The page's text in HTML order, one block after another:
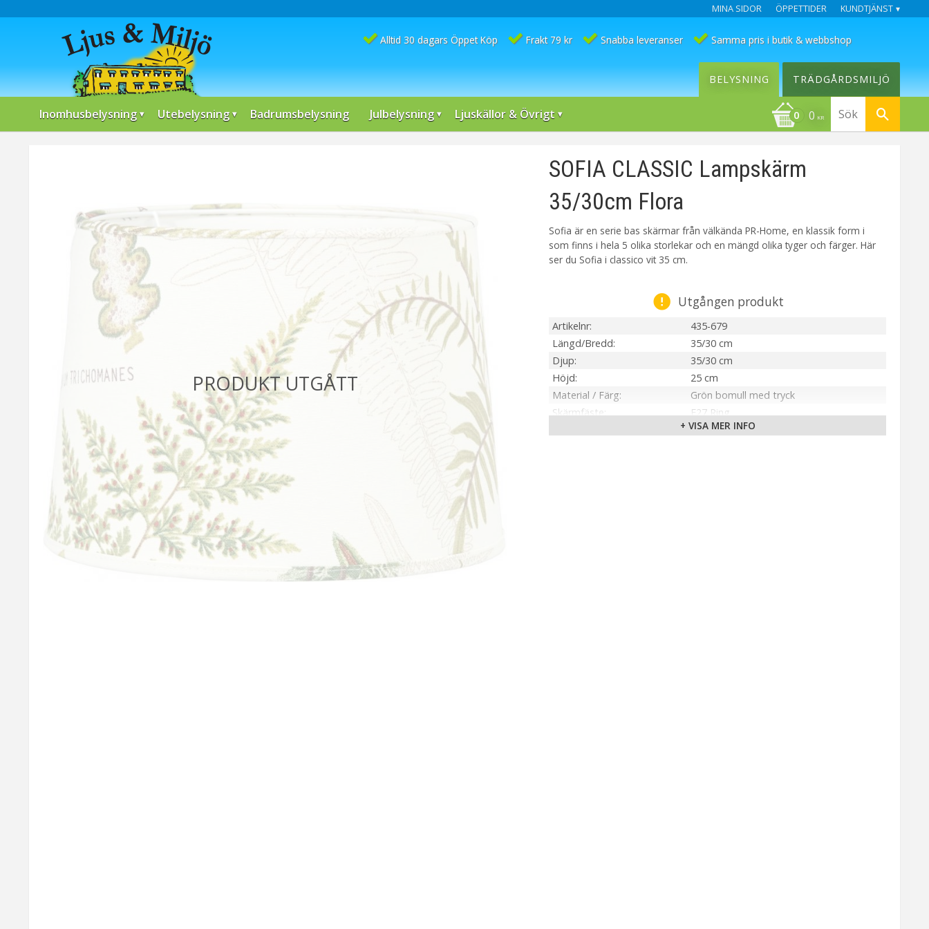
MINA SIDOR ÖPPETTIDER KUNDTJÄNST
Alltid 30 dagars Öppet Köp Frakt 79 kr Snabba leveranser Samma pris i butik & webbshop
Inomhusbelysning Utebelysning Badrumsbelysning Julbelysning Ljuskällor & Övrigt 0 KR
BELYSNING TRÄDGÅRDSMILJÖ
SOFIA CLASSIC Lampskärm
35/30cm Flora
Sofia är en serie bas skärmar från välkända PR-Home, en klassik form i
som finns i hela 5 olika storlekar och en mängd olika tyger och färger. Här
ser du Sofia i classico vit 35 cm.
Utgången produkt
Artikelnr
435-679
Längd/Bredd
35/30 cm
Djup
35/30 cm
Höjd
25 cm
Material / Färg
Grön bomull med tryck
Skärmfäste
E27 Ring
Inomhus
+ VISA MER INFO